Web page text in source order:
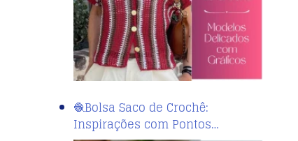
🧶Bolsa Saco de Crochê:
Inspirações com Pontos…